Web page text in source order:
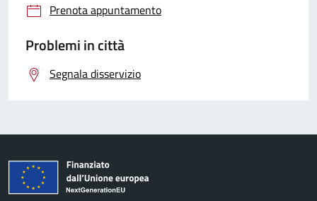
Prenota appuntamento
Problemi in città
Segnala disservizio